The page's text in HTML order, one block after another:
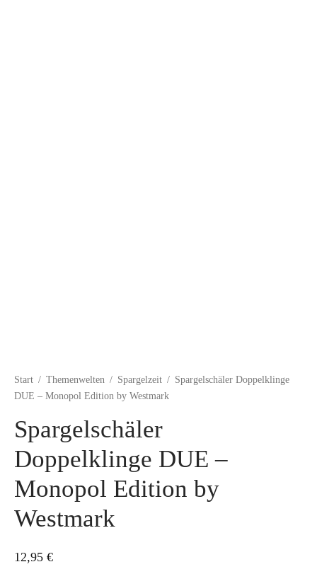
Start / Themenwelten / Spargelzeit / Spargelschäler Doppelklinge
DUE – Monopol Edition by Westmark
Spargelschäler
Doppelklinge DUE –
Monopol Edition by
Westmark
12,95 €